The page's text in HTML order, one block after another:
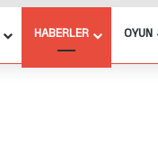
HABERLER OYUN